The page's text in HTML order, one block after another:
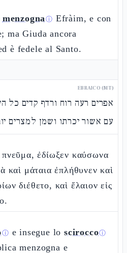
menzognaⓘ Efràim, e con
ma Giuda ancora
è fedele al Santo.
EBRAICO (MT)
אפרים רעה רוח ורדף קדים כל
עם אשור יכרתו ושמן למצרים
ἐδίωξεν καύσωνα
καὶ μάταια ἐπλήθυνεν καὶ
διέθετο, καὶ ἔλαιον εἰς
ⓘ e insegue losciroccoⓘ
menzogna e